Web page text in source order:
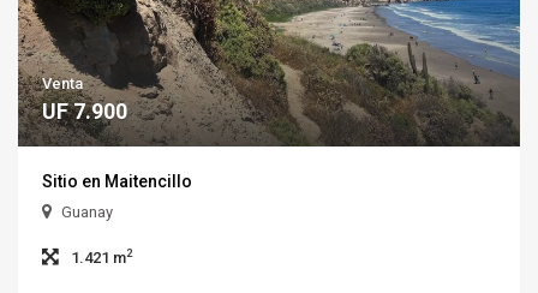
Venta
UF 7.900
Sitio en Maitencillo
Guanay
1.421 m2